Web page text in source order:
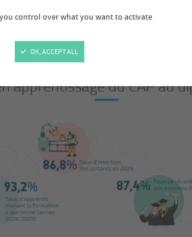
control over what you want to activate
OK, ACCEPT ALL
apprentissage du CAP au